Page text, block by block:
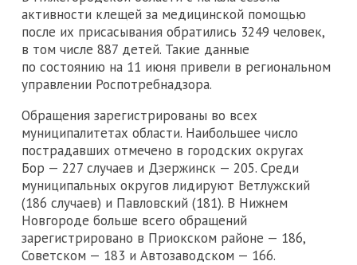
активности клещей за медицинской помощью
после их присасывания обратились 3249 человек,
в том числе 887 детей. Такие данные
по состоянию на 11 июня привели в региональном
управлении Роспотребнадзора.
Обращения зарегистрированы во всех
муниципалитетах области. Наибольшее число
пострадавших отмечено в городских округах
Бор — 227 случаев и Дзержинск — 205. Среди
муниципальных округов лидируют Ветлужский
(186 случаев) и Павловский (181). В Нижнем
Новгороде больше всего обращений
зарегистрировано в Приокском районе — 186,
Советском — 183 и Автозаводском — 166.